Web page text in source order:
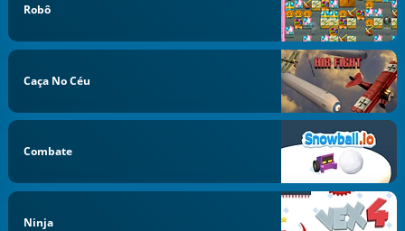
Robô
Caça No Céu
Combate
Ninja